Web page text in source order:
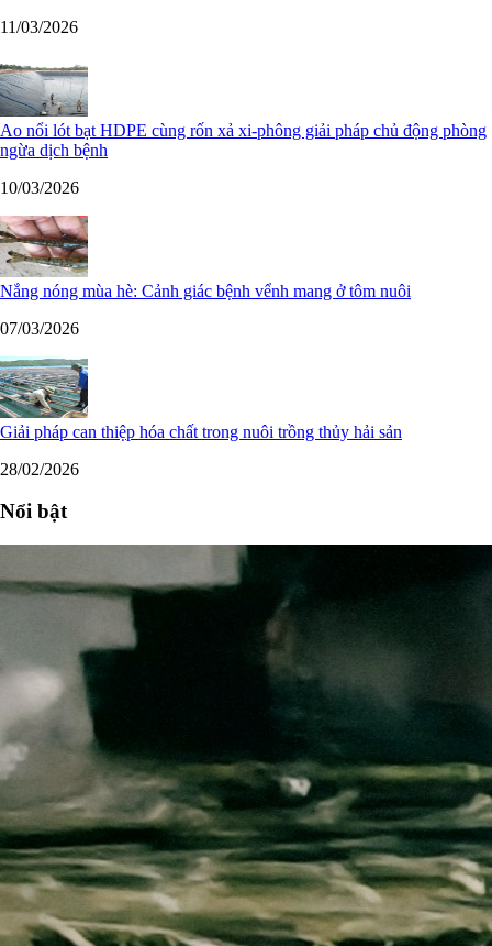
11/03/2026
Ao nổi lót bạt HDPE cùng rốn xả xi-phông giải pháp chủ động phòng
ngừa dịch bệnh
10/03/2026
Nắng nóng mùa hè: Cảnh giác bệnh vểnh mang ở tôm nuôi
07/03/2026
Giải pháp can thiệp hóa chất trong nuôi trồng thủy hải sản
28/02/2026
Nổi bật